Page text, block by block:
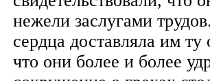
нежели заслугами
сердца доставляла им ту
что они более и более